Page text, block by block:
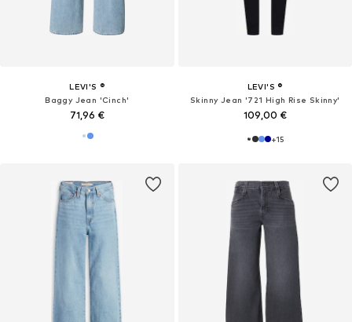
LEVI'S ®
Baggy Jean 'Cinch'
71,96 €
LEVI'S ®
Skinny Jean '721 High Rise Skinny'
109,00 €
+15